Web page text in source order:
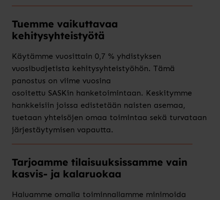
Tuemme vaikuttavaa
kehitysyhteistyötä
Käytämme vuosittain 0,7 % yhdistyksen
vuosibudjetista kehitysyhteistyöhön. Tämä
panostus on viime vuosina
osoitettu SASKin hanketoimintaan. Keskitymme
hankkeisiin joissa edistetään naisten asemaa,
tuetaan yhteisöjen omaa toimintaa sekä turvataan
järjestäytymisen vapautta.
Tarjoamme tilaisuuksissamme vain
kasvis- ja kalaruokaa
Haluamme omalla toiminnallamme minimoida